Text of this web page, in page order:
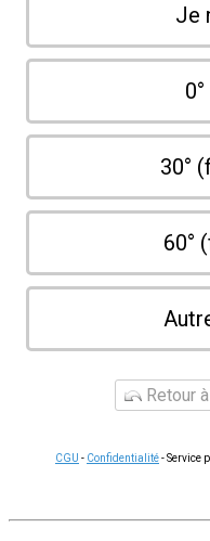
Je
30°
60°
Retour
CGU - Confidentialité- Service